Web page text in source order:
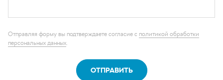
Каталог запчастей